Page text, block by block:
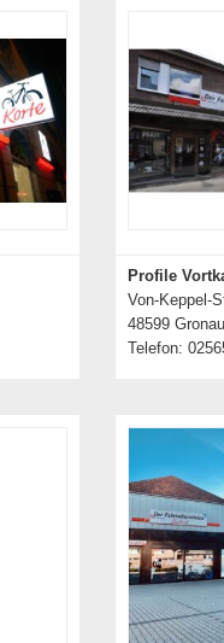
Profile
Von-Keppel-
48599
Telefon: